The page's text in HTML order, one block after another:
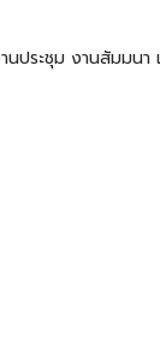
ระชุม งานสัมมนา